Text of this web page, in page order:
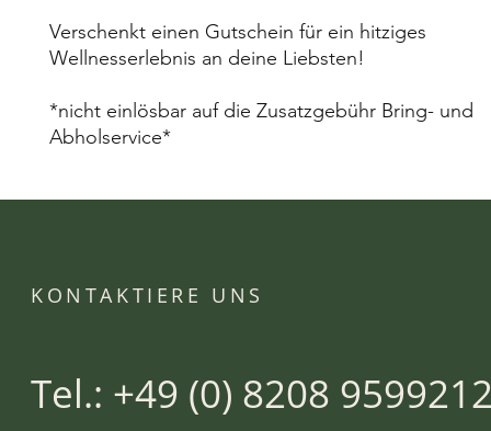
Verschenkt einen Gutschein für ein hitziges
Wellnesserlebnis an deine Liebsten!
*nicht einlösbar auf die Zusatzgebühr Bring- und
Abholservice*
KONTAKTIERE UNS
Tel.: +49 (0) 8208